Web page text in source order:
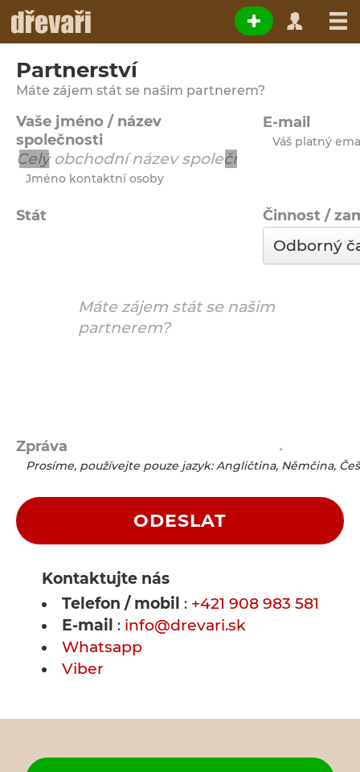
Partnerství
Máte zájem stát se našim partnerem?
Vaše jméno / název
společnosti
Jméno kontaktní osoby
E-mail
Váš platný
Stát Činnost /
Zpráva
Prosíme, používejte pouze jazyk: Angličtina, Němčina,
ODESLAT
Kontaktujte nás
Telefon / mobil : +421 908 983 581
E-mail : info@drevari.sk
Whatsapp
Viber